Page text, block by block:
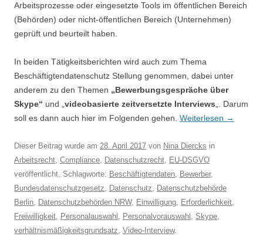
Arbeitsprozesse oder eingesetzte Tools im öffentlichen Bereich
(Behörden) oder nicht-öffentlichen Bereich (Unternehmen)
geprüft und beurteilt haben.
In beiden Tätigkeitsberichten wird auch zum Thema
Beschäftigtendatenschutz Stellung genommen, dabei unter
anderem zu den Themen „Bewerbungsgespräche über
Skype“ und „videobasierte zeitversetzte Interviews„. Darum
soll es dann auch hier im Folgenden gehen. Weiterlesen →
Dieser Beitrag wurde am 28. April 2017 von Nina Diercks in
Arbeitsrecht, Compliance, Datenschutzrecht, EU-DSGVO
veröffentlicht. Schlagworte: Beschäftigtendaten, Bewerber,
Bundesdatenschutzgesetz, Datenschutz, Datenschutzbehörde
Berlin, Datenschutzbehörden NRW, Einwilligung, Erforderlichkeit,
Freiwilligkeit, Personalauswahl , Personalvorauswahl , Skype,
verhältnismäßigkeitsgrundsatz, Video-Interview.